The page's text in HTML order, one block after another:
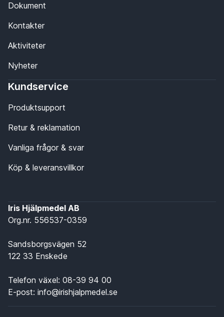
Dokument
Kontakter
Aktiviteter
Nyheter
Kundservice
Produktsupport
Retur & reklamation
Vanliga frågor & svar
Köp & leveransvillkor
Iris Hjälpmedel AB
Org.nr. 556537-0359
Sandsborgsvägen 52
122 33 Enskede
Telefon växel: 08-39 94 00
E-post: info@irishjalpmedel.se